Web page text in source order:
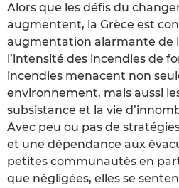
Alors que les défis du
augmentent, la Grèce est
augmentation alarmante de
l’intensité des incendies de
incendies menacent non
environnement, mais aussi
subsistance et la vie
Avec peu ou pas de
et une dépendance aux
petites communautés en
que négligées, elles se